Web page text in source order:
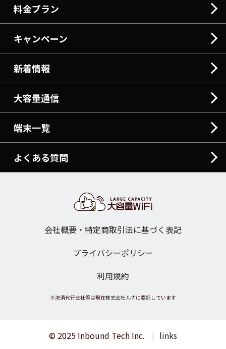
料金プラン
キャンペーン
新着情報
大容量通信
端末一覧
よくある質問
会社概要・特定商取引法に基づく表記
プライバシーポリシー
利用規約
※決済代行会社等は現在株式会社ルナに委託しています
© 2025 Inbound Tech Inc. links